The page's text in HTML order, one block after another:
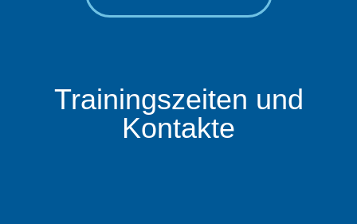
Trainingszeiten und
Kontakte